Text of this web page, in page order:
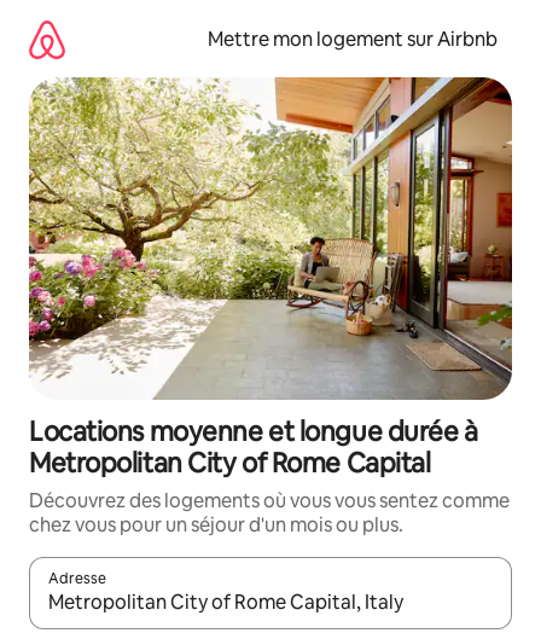
directement
contenu
Mettre mon logement sur Airbnb
Locations moyenne et longue durée à
Metropolitan City of Rome Capital
Découvrez des logements où vous vous sentez comme
chez vous pour un séjour d'un mois ou plus.
Adresse
Lorsque les résultats s'affichent, utilisez les flèches vers le